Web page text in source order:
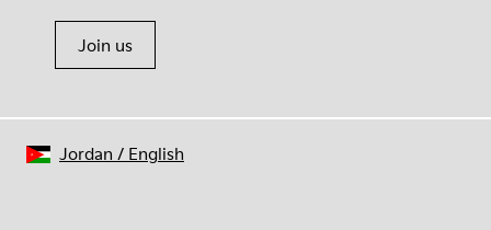
Join us
Jordan / English